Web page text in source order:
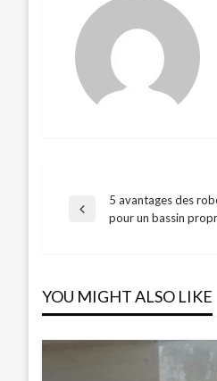
l’article
Previous
5 avantages des
pour un bassin
YOU MIGHT ALSO LIKE